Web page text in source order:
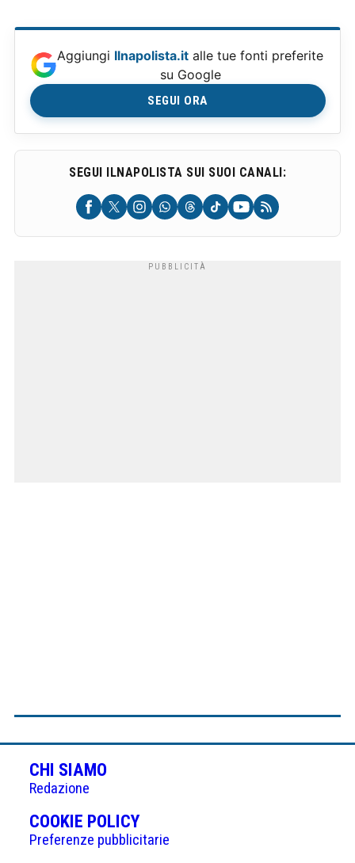
Aggiungi Ilnapolista.it alle tue fonti preferite
su Google
SEGUI ORA
SEGUI ILNAPOLISTA SUI SUOI CANALI:
CHI SIAMO
Redazione
COOKIE POLICY(APRE
IN
Preferenze pubblicitarie